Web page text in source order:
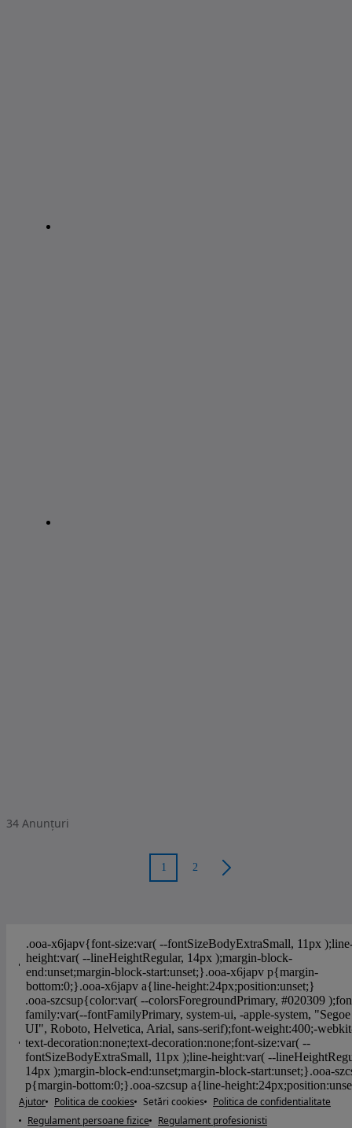
34 Anunțuri
1 2
Ajutor Politica de cookies Setări cookies
Politica de confidentialitate
Regulament persoane fizice
Regulament profesionisti